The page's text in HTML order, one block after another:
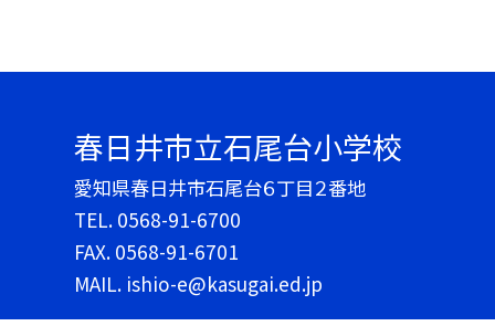
春日井市立石尾台小学校
愛知県春日井市石尾台６丁目２番地
TEL. 0568-91-6700
FAX. 0568-91-6701
MAIL. ishio-e@kasugai.ed.jp